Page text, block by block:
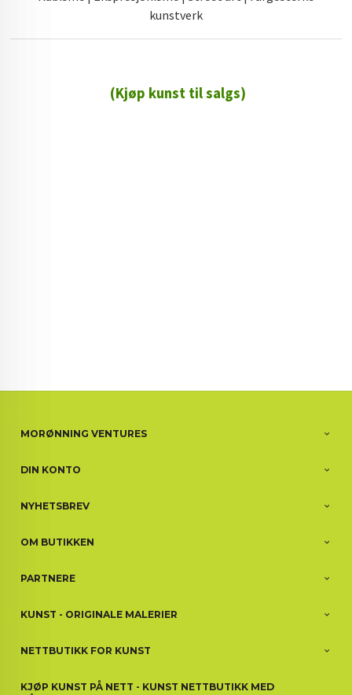
kunstverk
(Kjøp kunst til salgs)
MORØNNING VENTURES
DIN KONTO
NYHETSBREV
OM BUTIKKEN
PARTNERE
KUNST - ORIGINALE MALERIER
NETTBUTIKK FOR KUNST
KJØP KUNST PÅ NETT - KUNST NETTBUTIKK MED